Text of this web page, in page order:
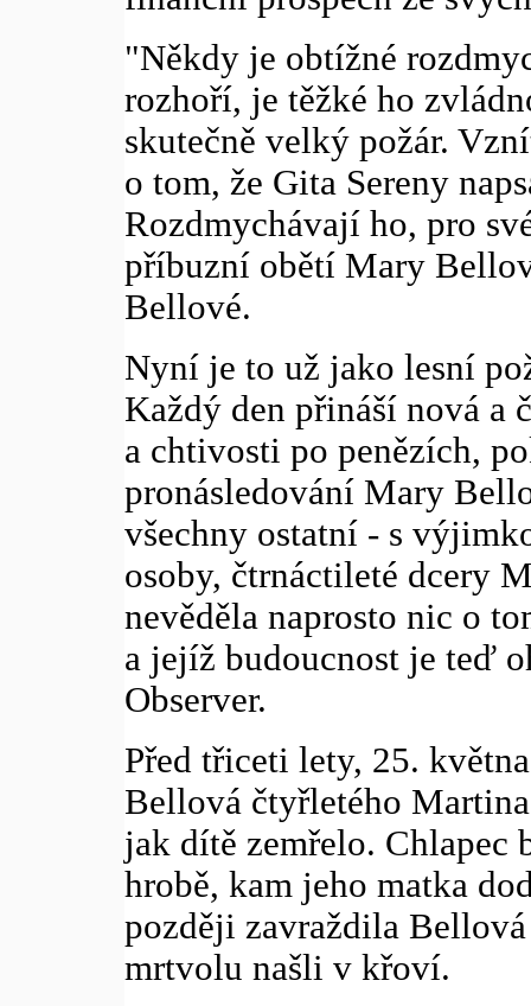
"Někdy je obtížné
rozhoří, je těžké ho
skutečně velký požár.
o tom, že Gita Sereny
Rozdmychávají ho, pro
příbuzní obětí Mary
Bellové.
Nyní je to už jako lesní
Každý den přináší nová a
a chtivosti po penězích,
pronásledování Mary
všechny ostatní - s
osoby, čtrnáctileté dcery
nevěděla naprosto nic o
a jejíž budoucnost je teď
Observer.
Před třiceti lety, 25.
Bellová čtyřletého
jak dítě zemřelo. Chlapec
hrobě, kam jeho matka
později zavraždila
mrtvolu našli v křoví.